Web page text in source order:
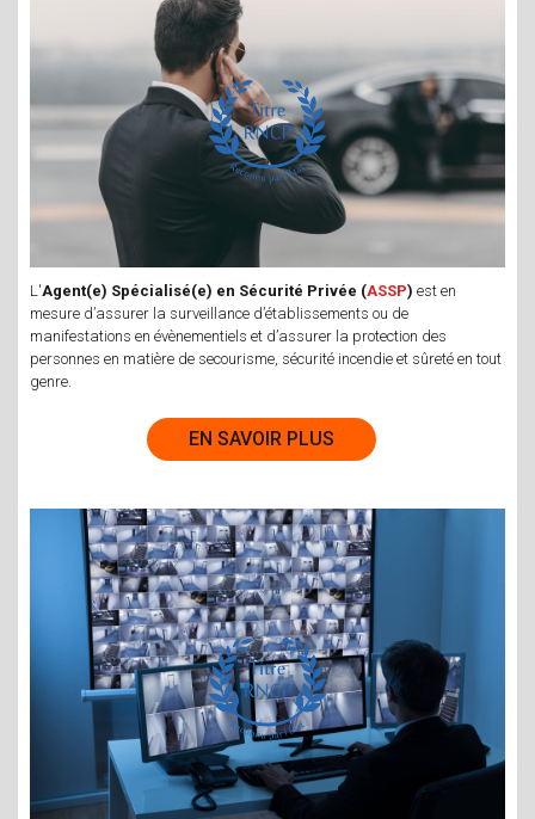
L'Agent(e) Spécialisé(e) en Sécurité Privée (ASSP) est en
mesure d’assurer la surveillance d’établissements ou de
manifestations en évènementiels et d’assurer la protection des
personnes en matière de secourisme, sécurité incendie et sûreté en tout
genre.
EN SAVOIR PLUS